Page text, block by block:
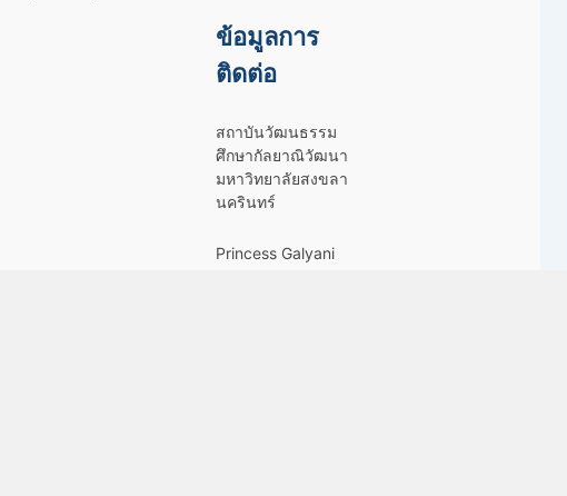
ข้อมูลการ
ติดต่อ
สถาบันวัฒนธรรม
ศึกษากัลยาณิวัฒนา
มหาวิทยาลัยสงขลา
นครินทร์
Princess Galyani